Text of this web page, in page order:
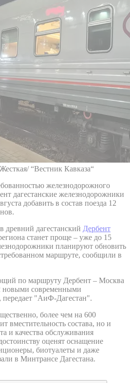
“Вестник Кавказа“
железнодорожного
дагестанские железнодорожники
добавить в состав поезда 12
древний дагестанский Дербент
станет проще – уже до 15
планируют обновить
маршруте, сообщили в
по маршруту Дербент – Москва
новыми современными
"АиФ-Дагестан".
более чем на 600
вместительность состава, но и
и качества обслуживания
оценят оснащение
биотуалеты и даже
в Минтрансе Дагестана.